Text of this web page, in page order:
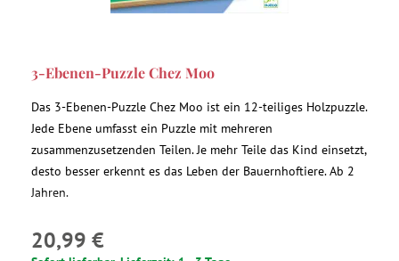
3-Ebenen-Puzzle Chez Moo
Das 3-Ebenen-Puzzle Chez Moo ist ein 12-teiliges Holzpuzzle.
Jede Ebene umfasst ein Puzzle mit mehreren
zusammenzusetzenden Teilen. Je mehr Teile das Kind einsetzt,
desto besser erkennt es das Leben der Bauernhoftiere. Ab 2
Jahren.
20,99 €